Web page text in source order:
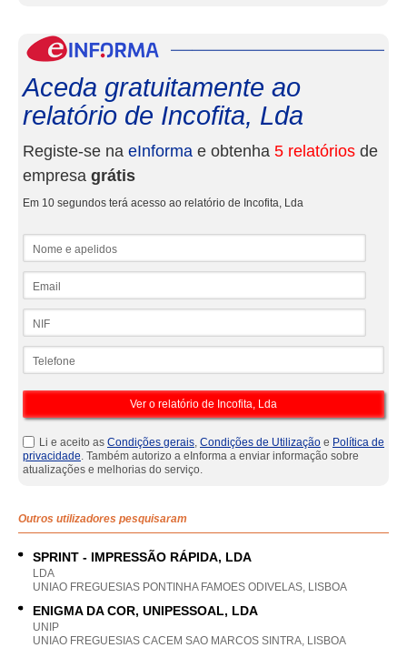
Aceda gratuitamente ao
relatório de Incofita, Lda
Registe-se na eInforma e obtenha 5 relatórios de
empresa grátis
Em 10 segundos terá acesso ao relatório de Incofita, Lda
Li e aceito as Condições gerais, Condições de Utilização e Política de
privacidade. Também autorizo a eInforma a enviar informação sobre
atualizações e melhorias do serviço.
Outros utilizadores pesquisaram
SPRINT - IMPRESSÃO RÁPIDA, LDA
LDA
UNIAO FREGUESIAS PONTINHA FAMOES ODIVELAS, LISBOA
ENIGMA DA COR, UNIPESSOAL, LDA
UNIP
UNIAO FREGUESIAS CACEM SAO MARCOS SINTRA, LISBOA